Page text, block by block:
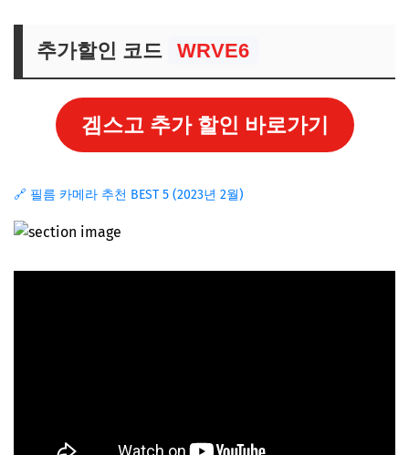
추가할인 코드 WRVE6
겜스고 추가 할인 바로가기
🔗 필름 카메라 추천 BEST 5 (2023년 2월)